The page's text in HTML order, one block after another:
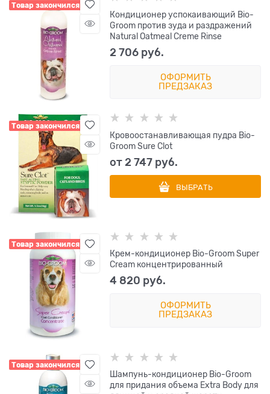
Товар закончился
Кондиционер успокаивающий Bio-
Groom против зуда и раздражений
Natural Oatmeal Creme Rinse
2 706 руб.
ОФОРМИТЬ
ПРЕДЗАКАЗ
Товар закончился
Кровоостанавливающая пудра Bio-
Groom Sure Clot
от2 747 руб.
ВЫБРАТЬ
Товар закончился
Крем-кондиционер Bio-Groom Super
Cream концентрированный
4 820 руб.
ОФОРМИТЬ
ПРЕДЗАКАЗ
Товар закончился
Шампунь-кондиционер Bio-Groom
для придания объема Extra Body для